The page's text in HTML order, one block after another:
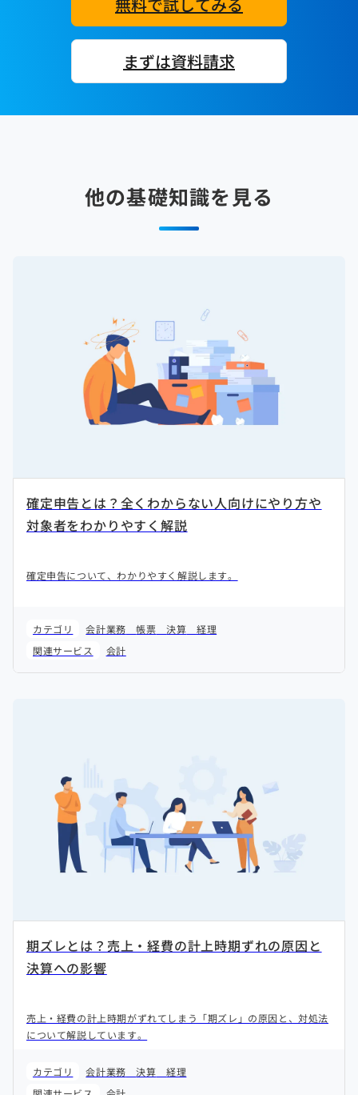
まずは資料請求
他の基礎知識を見る
確定申告とは？全くわからない人向けにやり方や
対象者をわかりやすく解説
確定申告について、わかりやすく解説します。
カテゴリ 会計業務 帳票 決算
経理
関連サービス
会計
期ズレとは？売上・経費の計上時期ずれの原因と
決算への影響
売上・経費の計上時期がずれてしまう「期ズレ」の原因と、対処法
について解説しています。
カテゴリ 会計業務 決算
経理